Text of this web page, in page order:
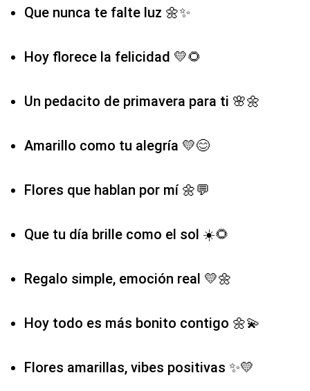
Que nunca te falte luz 🌼✨
Hoy florece la felicidad 💛🌻
Un pedacito de primavera para ti 🌸🌼
Amarillo como tu alegría 💛😊
Flores que hablan por mí 🌼💬
Que tu día brille como el sol ☀️🌻
Regalo simple, emoción real 💛🌼
Hoy todo es más bonito contigo 🌼💫
Flores amarillas, vibes positivas ✨💛